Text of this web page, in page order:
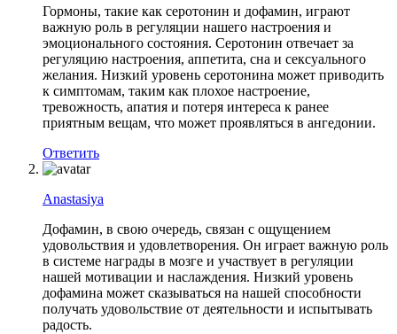
Гормоны, такие как серотонин и дофамин, играют
важную роль в регуляции нашего настроения и
эмоционального состояния. Серотонин отвечает за
регуляцию настроения, аппетита, сна и сексуального
желания. Низкий уровень серотонина может приводить
к симптомам, таким как плохое настроение,
тревожность, апатия и потеря интереса к ранее
приятным вещам, что может проявляться в ангедонии.
Ответить
Anastasiya
Дофамин, в свою очередь, связан с ощущением
удовольствия и удовлетворения. Он играет важную роль
в системе награды в мозге и участвует в регуляции
нашей мотивации и наслаждения. Низкий уровень
дофамина может сказываться на нашей способности
получать удовольствие от деятельности и испытывать
радость.